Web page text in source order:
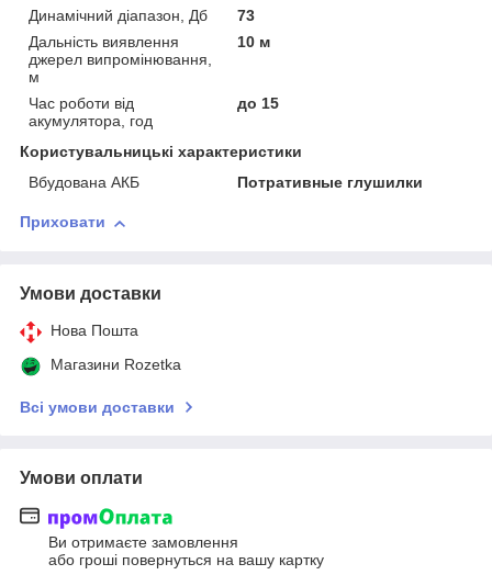
Динамічний діапазон, Дб
73
Дальність виявлення
джерел випромінювання,
м
10 м
Час роботи від
акумулятора, год
до 15
Користувальницькі характеристики
Вбудована АКБ
Потративные глушилки
Приховати
Умови доставки
Нова Пошта
Магазини Rozetka
Всі умови доставки
Умови оплати
Ви отримаєте замовлення
або гроші повернуться на вашу картку